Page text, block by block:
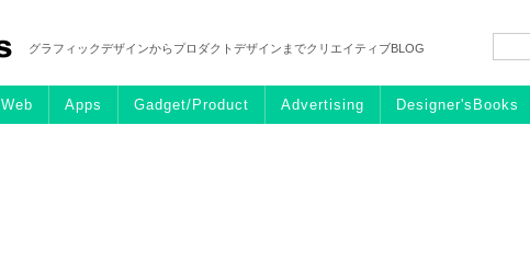
グラフィックデザインからプロダクトデザインまでクリエイティブBLOG
Web Apps Gadget/Product Advertising Designer'sBooks